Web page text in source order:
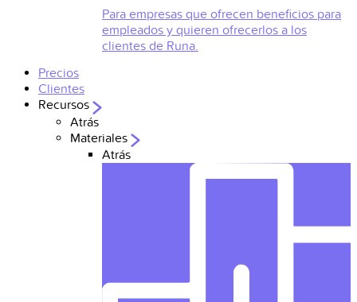
Para empresas que ofrecen beneficios para
empleados y quieren ofrecerlos a los
clientes de Runa.
Precios
Clientes
Recursos
Atrás
Materiales
Atrás